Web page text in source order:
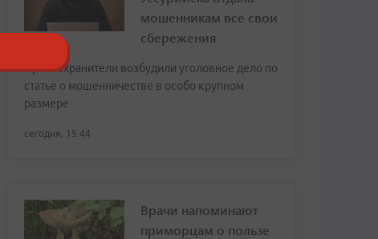
мошенникам все свои
сбережения
Правоохранители возбудили уголовное дело по
статье о мошенничестве в особо крупном
размере
сегодня, 15:44
Врачи напоминают
приморцам о пользе